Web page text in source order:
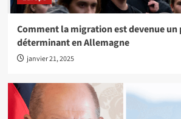
Comment la migration est devenue un
déterminant en Allemagne
janvier 21, 2025